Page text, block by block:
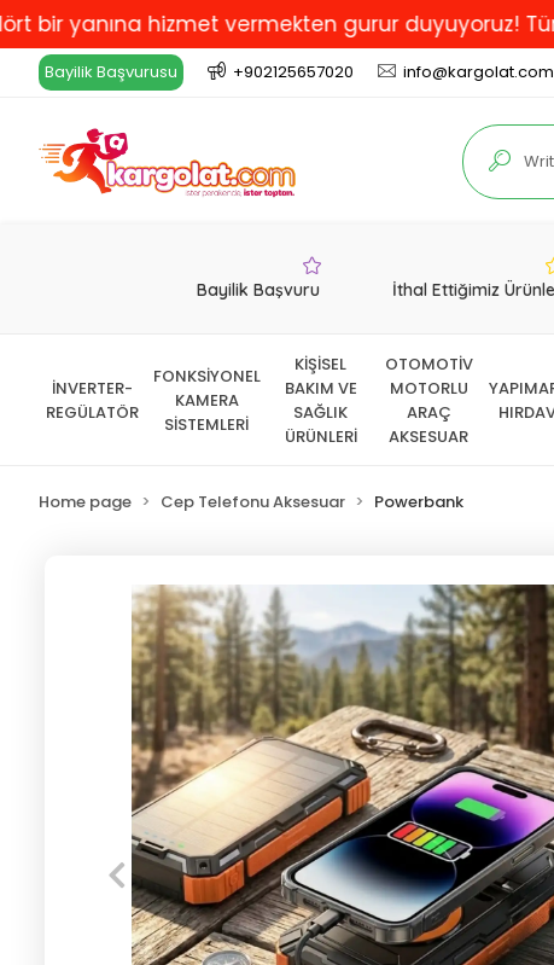
hizmet vermekten gurur duyuyoruz!
Bayilik Başvurusu +902125657020 info@kargolat.com
Bayilik Başvuru İthal Ettiğimiz
İNVERTER-
REGÜLATÖR
FONKSİYONEL
KAMERA
SİSTEMLERİ
KİŞİSEL
BAKIM VE
SAĞLIK
ÜRÜNLERİ
OTOMOTİV
MOTORLU
ARAÇ
AKSESUAR
Home page Cep Telefonu Aksesuar Powerbank